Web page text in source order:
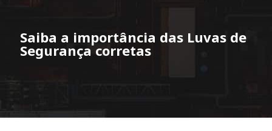
Saiba a importância das Luvas de
Segurança corretas